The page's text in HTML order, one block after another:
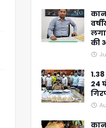
की
24